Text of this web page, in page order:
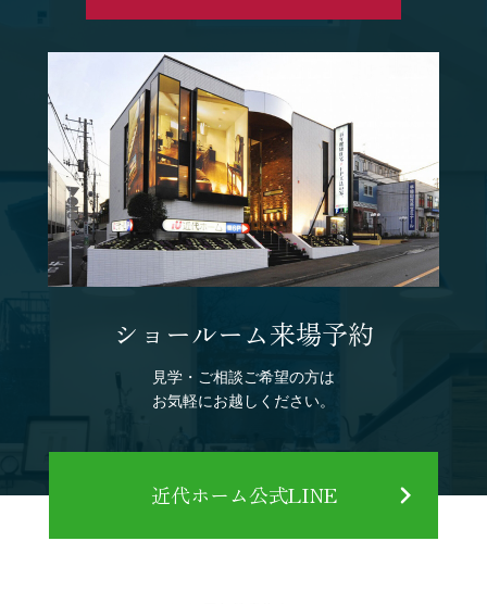
ショールーム来場予約
見学・ご相談ご希望の方は
お気軽にお越しください。
近代ホーム公式LINE